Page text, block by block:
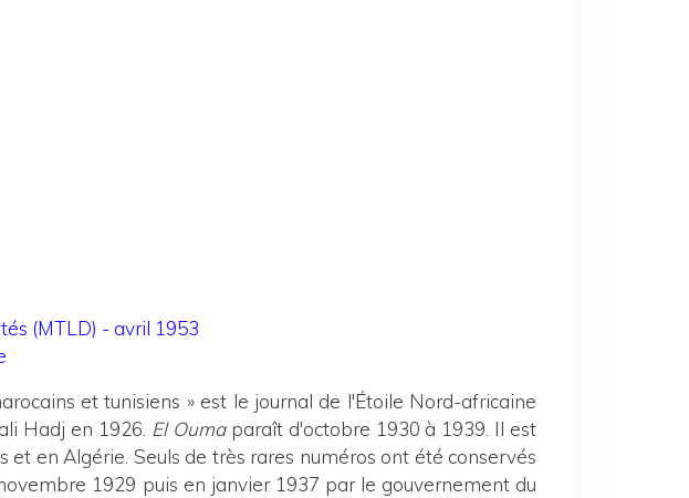
(MTLD) - avril 1953
et tunisiens » est le journal de l'Étoile Nord-africaine
Hadj en 1926. El Ouma paraît d'octobre 1930 à 1939. Il est
en Algérie. Seuls de très rares numéros ont été conservés
1929 puis en janvier 1937 par le gouvernement du